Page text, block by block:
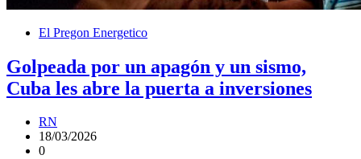
El Pregon Energetico
Golpeada por un apagón y un sismo,
Cuba les abre la puerta a inversiones
RN
18/03/2026
0